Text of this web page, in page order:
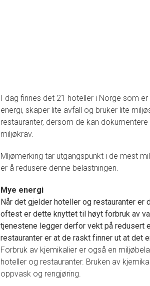
I dag finnes det 21 hoteller i Norge som
energi, skaper lite avfall og bruker lite
restauranter, dersom de kan
miljøkrav.
Mljømerking tar utgangspunkt i de mest
er å redusere denne belastningen.
Mye energi
Når det gjelder hoteller og restauranter
oftest er dette knyttet til høyt forbruk av
tjenestene legger derfor vekt på redusert
restauranter er at de raskt finner ut at det
Forbruk av kjemikalier er også en
hoteller og restauranter. Bruken av
oppvask og rengjøring.